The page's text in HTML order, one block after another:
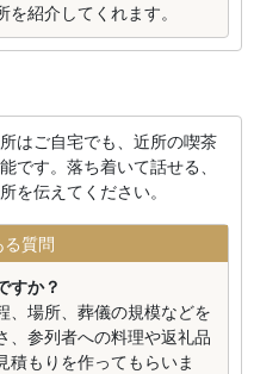
紹介してくれます。
はご自宅でも、近所の喫茶
です。落ち着いて話せる、
を伝えてください。
る質問
すか？
、場所、葬儀の規模などを
、参列者への料理や返礼品
積もりを作ってもらいま